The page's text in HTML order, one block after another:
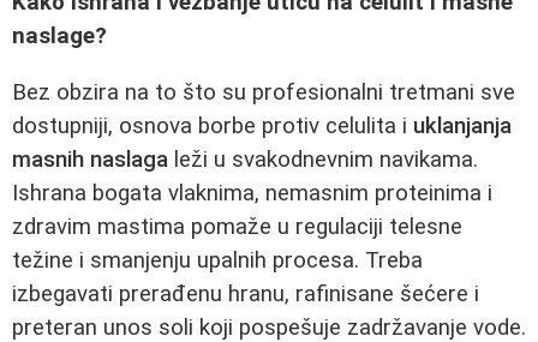
naslage?
Bez obzira na to što su profesionalni tretmani sve
dostupniji, osnova borbe protiv celulita i uklanjanja
masnih naslaga leži u svakodnevnim navikama.
Ishrana bogata vlaknima, nemasnim proteinima i
zdravim mastima pomaže u regulaciji telesne
težine i smanjenju upalnih procesa. Treba
izbegavati prerađenu hranu, rafinisane šećere i
preteran unos soli koji pospešuje zadržavanje vode.